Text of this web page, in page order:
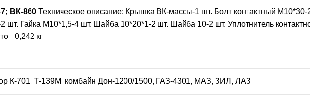
ВК-860 Техническое описание: Крышка ВК-массы-1 шт. Болт контактный М10*30-
шт. Гайка М10*1,5-4 шт. Шайба 10*20*1-2 шт. Шайба 10-2 шт. Уплотнитель
- 0,242 кг
К-701, Т-139М, комбайн Дон-1200/1500, ГАЗ-4301, МАЗ, ЗИЛ, ЛАЗ